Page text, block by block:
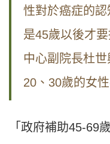
性對於癌症的
是45歲以後才
中心副院長杜
20、30歲的女
「政府補助45-69